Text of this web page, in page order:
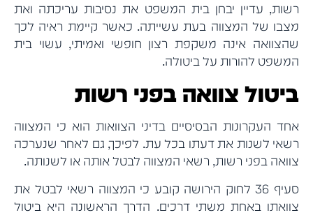
רשות, עדיין יבחן בית המשפט את נסיבות עריכתה ואת
מצבו של המצווה בעת עשייתה. כאשר קיימת ראיה לכך
שהצוואה אינה משקפת רצון חופשי ואמיתי, עשוי בית
המשפט להורות על ביטולה.
ביטול צוואה בפני רשות
אחד העקרונות הבסיסיים בדיני הצוואות הוא כי המצווה
רשאי לשנות את דעתו בכל עת. לפיכך, גם לאחר שנערכה
צוואה בפני רשות, רשאי המצווה לבטל אותה או לשנותה.
סעיף 36 לחוק הירושה קובע כי המצווה רשאי לבטל את
צוואתו באחת משתי דרכים. הדרך הראשונה היא ביטול